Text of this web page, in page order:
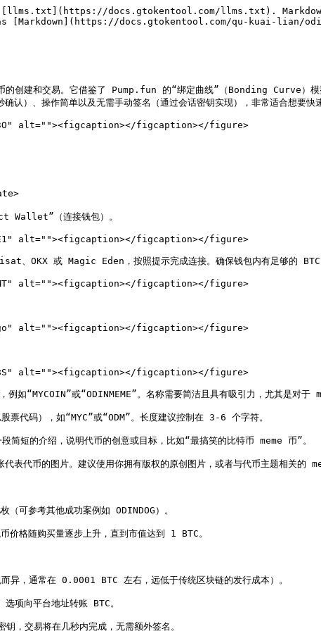
docs.gtokentool.com/llms.txt).
[Markdown](https://docs.gtokentool.com/qu-kuai-lian/
创建和交易。它借鉴了 Pump.fun 的“绑定曲线”（Bonding Curve）模
确认）、操作简单以及无需手动签名（通过会话密钥实现），非常适合想要快
alt=""><figcaption></figcaption></figure>
Wallet”（连接钱包）。
alt=""><figcaption></figcaption></figure>
、OKX 或 Magic Eden，按照提示完成连接。确保钱包内有足够的 BTC
alt=""><figcaption></figcaption></figure>
alt=""><figcaption></figcaption></figure>
alt=""><figcaption></figcaption></figure>
“MYCOIN”或“ODINMEME”。名称需要简洁且具有吸引力，尤其是对于
代码），如“MYC”或“ODM”。长度建议控制在 3-6 个字符。
的介绍，说明代币的创意或目标，比如“最搞笑的比特币 meme 币”。
代币的图片。建议使用你拥有版权的原创图片，或者与代币主题相关的
可参考其他成功案例如 ODINDOG）。
价格随购买量逐步上升，直到市值达到 1 BTC。
异，通常在 0.0001 BTC 左右，远低于传统区块链的发行成本）。
项向平台地址转账 BTC。
，交易将在几秒内完成，无需额外签名。